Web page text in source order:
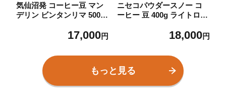
気仙沼発 コーヒー豆 マン
デリン ビンタンリマ 500g
20565169] コーヒー 豆 珈
17,000円
ニセコパウダースノー コ
ーヒー 豆 400g ライトロー
コーヒー 豆 小分け 自家焙
ジナル 挽きたてコーヒー
18,000円
もっと見る